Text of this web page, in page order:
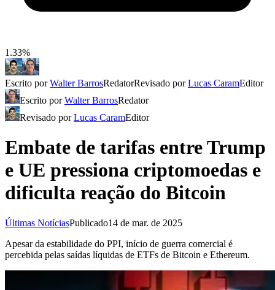
1.33%
Escrito porWalter BarrosRedatorRevisado porLucas CaramEditor
Escrito porWalter BarrosRedator
Revisado porLucas CaramEditor
Embate de tarifas entre Trump
e UE pressiona criptomoedas e
dificulta reação do Bitcoin
Últimas NotíciasPublicado14 de mar. de 2025
Apesar da estabilidade do PPI, início de guerra comercial é
percebida pelas saídas líquidas de ETFs de Bitcoin e Ethereum.